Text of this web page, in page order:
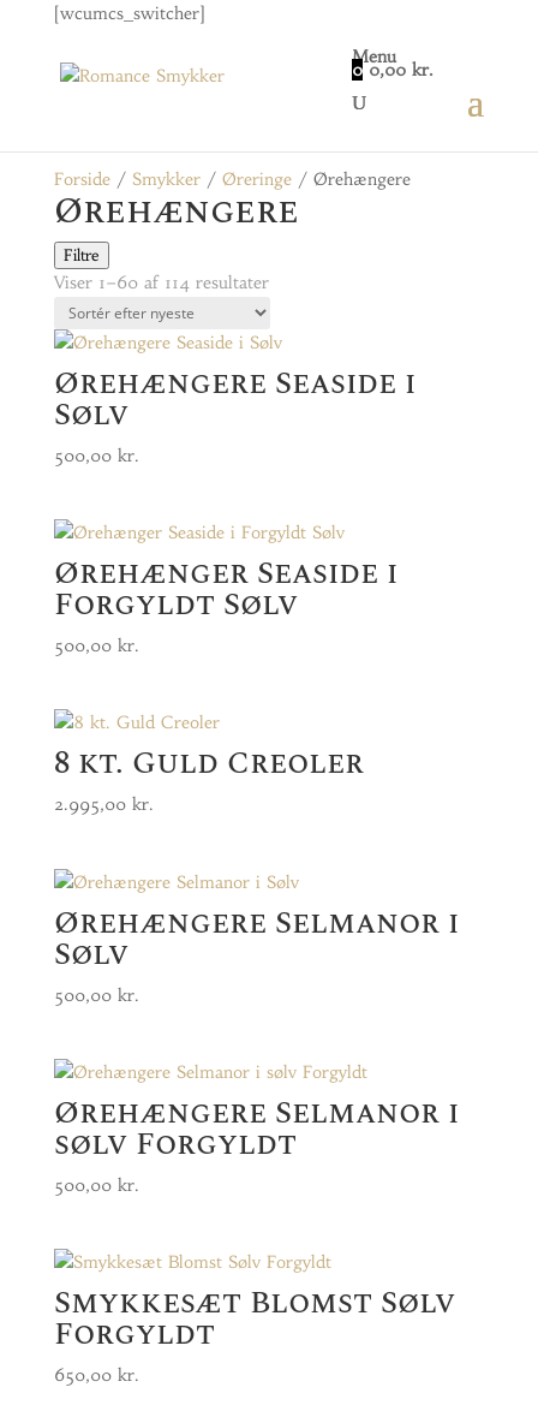
[wcumcs_switcher]
Menu
0 0,00kr.
Forside/ Smykker/ Øreringe/ Ørehængere
Ørehængere
Filtre
Viser 1–60 af 114 resultaterSorteret
seneste
Ørehængere Seaside i
Sølv
500,00 kr.
Ørehænger Seaside i
Forgyldt Sølv
500,00 kr.
8 kt. Guld Creoler
2.995,00 kr.
Ørehængere Selmanor i
Sølv
500,00 kr.
Ørehængere Selmanor i
sølv Forgyldt
500,00 kr.
Smykkesæt Blomst Sølv
Forgyldt
650,00 kr.